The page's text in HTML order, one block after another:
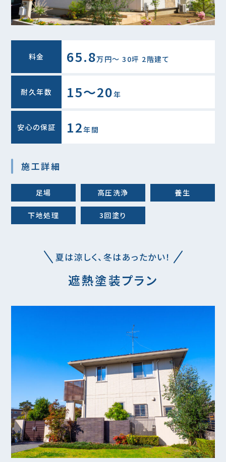
料金 65.8万円〜 30坪 2階建て
耐久年数 15～20年
安心の保証 12年間
施工詳細
足場 高圧洗浄 養生
下地処理 3回塗り
夏は涼しく、冬はあったかい！
遮熱塗装プラン